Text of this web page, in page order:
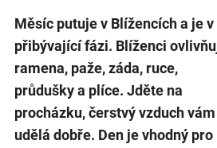
Měsíc putuje v Blížencích a je v
přibývající fázi. Blíženci
ramena, paže, záda, ruce,
průdušky a plíce. Jděte na
procházku, čerstvý vzduch vám
udělá dobře. Den je vhodný pro